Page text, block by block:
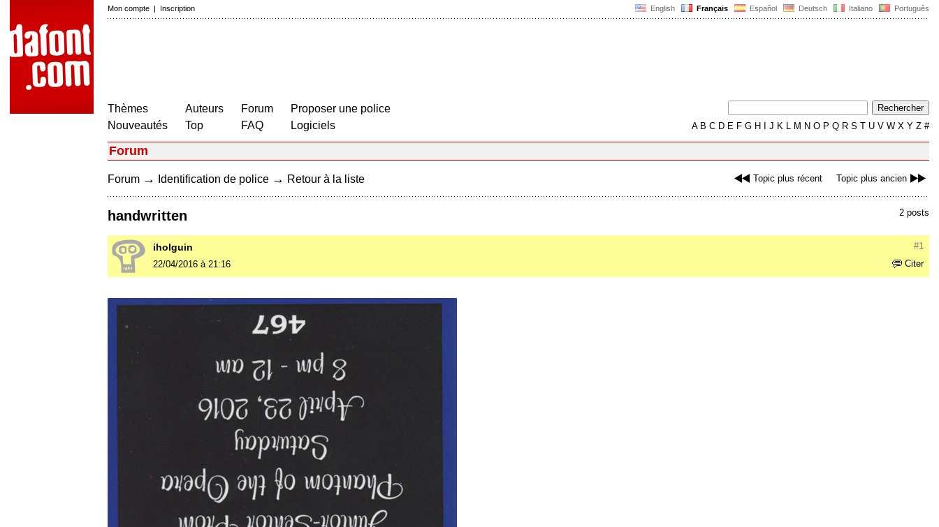
English Français Español Deutsch Italiano Português
Mon compte | Inscription
Thèmes
Nouveautés
Auteurs
Top
Forum
FAQ
Proposer une police
Logiciels
AB C D E F G H J K L M N O P Q R S T U V W X Y Z #
Forum
Topic plus récent Topic plus ancien
Forum → Identification de police → Retour à la liste
2 posts
handwritten
#1
iholguin
Citer
22/04/2016 à 21:16